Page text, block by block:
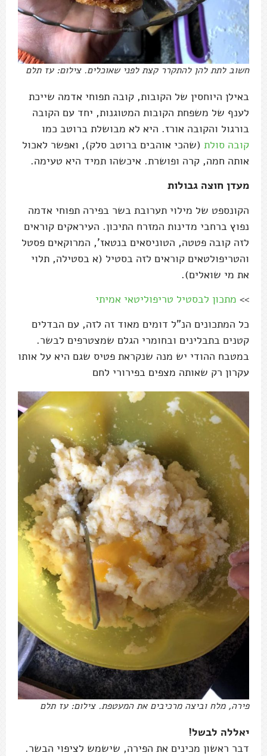
חשוב לתת להן להתקרר קצת לפני שאוכלים. צילום: עז תלם
באילן היוחסין של הקובות, קובה תפוחי אדמה שייכת
לענף של משפחת הקובות המטוגנות, יחד עם הקובה
בורגול והקובה אורז. היא לא מבושלת ברוטב כמו
קובה סולת (שהכי אוהבים ברוטב סלק), ואפשר לאכול
אותה חמה, קרה ופושרת. איכשהו תמיד היא טעימה.
מעדן חוצה גבולות
הקונספט של מילוי תערובת בשר בפירה תפוחי אדמה
נפוץ ברחבי מדינות המזרח התיכון. העיראקים קוראים
לזה קובה פטטה, הטוניסאים בנטאז', המרוקאים פסטל
והטריפולטאים קוראים לזה בסטיל (א בסטילה, תלוי
את מי שואלים).
>> מתכון לבסטיל טריפוליטאי אמיתי
כל המתכונים הנ"ל דומים מאוד זה לזה, עם הבדלים
קטנים בתבלינים ובחומרי הגלם שמצטרפים לבשר.
במטבח ההודי יש מנה שנקראת פטיס שגם היא על אותו
עקרון רק שאותה מצפים בפירורי לחם
פירה, מלח וביצה מרכיבים את המעטפת. צילום: עז תלם
יאללה לבשל!
דבר ראשון מכינים את הפירה, שישמש לציפוי הבשר.